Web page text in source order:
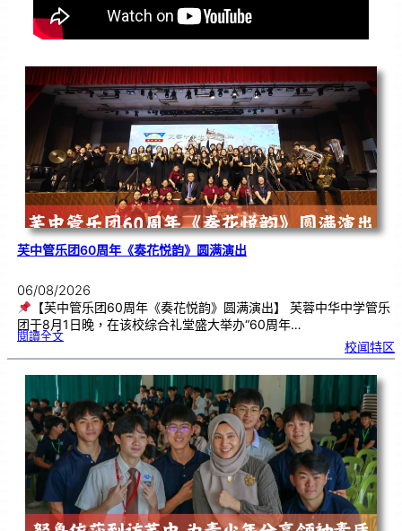
芙中管乐团60周年《奏花悦韵》圆满演出
06/08/2026
【芙中管乐团60周年《奏花悦韵》圆满演出】 芙蓉中华中学管乐
团于8月1日晚，在该校综合礼堂盛大举办“60周年…
閱讀全文:芙
乐
6
0
《
奏
花
悦
韵
》
圆
满
演
出
校闻特区